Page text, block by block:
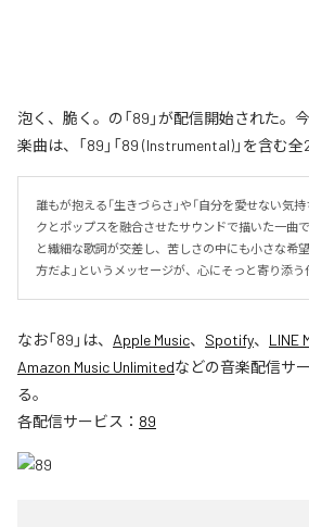
泡く、脆く。の「89」が配信開始された。
楽曲は、「89」「89 (Instrumental)」を含む
誰もが抱える「生きづらさ」や「自分を愛せない気
クとポップスを融合させたサウンドで描いた一曲
と繊細な歌詞が交差し、苦しさの中にも小さな希
方だよ」というメッセージが、心にそっと寄り添う
なお「89 」は、 Apple Music、 Spotify、 LINE
Amazon Music Unlimitedなどの音楽配信サ
る。
各配信サービス： 89